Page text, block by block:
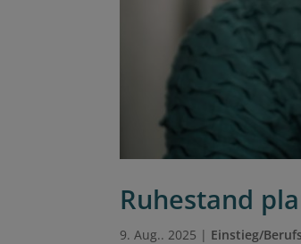
Ruhestand
9. Aug.. 2025 | Einstieg/